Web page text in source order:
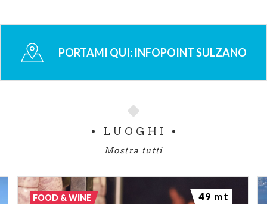
PORTAMI QUI: INFOPOINT SULZANO
LUOGHI
Mostra tutti
FOOD & WINE 49 mt